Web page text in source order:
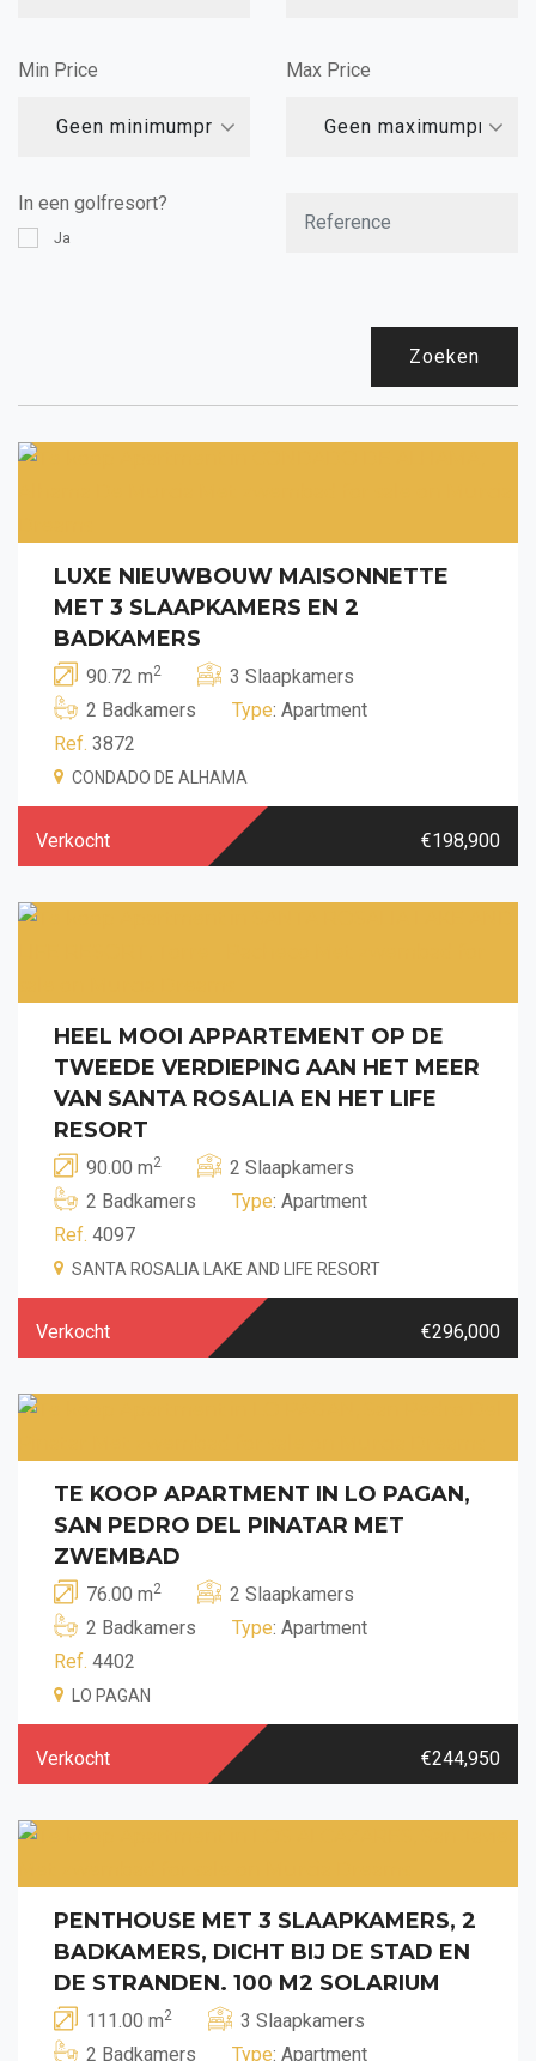
Min Price
Geen minimumprijs
Max Price
Geen maximumprijs
In een golfresort?
Ja
Zoeken
LUXE NIEUWBOUW MAISONNETTE
MET 3 SLAAPKAMERS EN 2
BADKAMERS
90.72 m2
3 Slaapkamers
2 Badkamers
Type: Apartment
Ref. 3872
CONDADO DE ALHAMA
Verkocht €198,900
HEEL MOOI APPARTEMENT OP DE
TWEEDE VERDIEPING AAN HET MEER
VAN SANTA ROSALIA EN HET LIFE
RESORT
90.00 m2
2 Slaapkamers
2 Badkamers
Type: Apartment
Ref. 4097
SANTA ROSALIA LAKE AND LIFE RESORT
Verkocht €296,000
TE KOOP APARTMENT IN LO PAGAN,
SAN PEDRO DEL PINATAR MET
ZWEMBAD
76.00 m2
2 Slaapkamers
2 Badkamers
Type: Apartment
Ref. 4402
LO PAGAN
Verkocht €244,950
PENTHOUSE MET 3 SLAAPKAMERS, 2
BADKAMERS, DICHT BIJ DE STAD EN
DE STRANDEN. 100 M2 SOLARIUM
111.00 m2
3 Slaapkamers
2 Badkamers
Type: Apartment